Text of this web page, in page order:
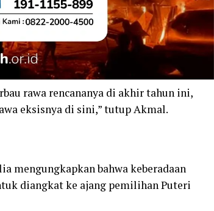
rawa rencananya di akhir tahun ini,
eksisnya di sini,” tutup Akmal.
mengungkapkan bahwa keberadaan
diangkat ke ajang pemilihan Puteri